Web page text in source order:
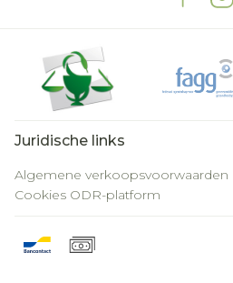
Juridische links
Algemene verkoopsvoorwaarden
Cookies ODR-platform